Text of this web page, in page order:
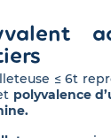
≤ 6t
polyvalence